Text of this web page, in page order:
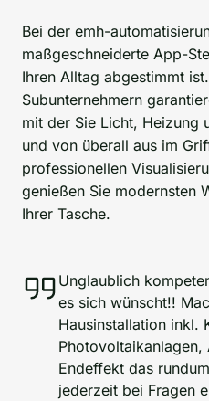
Bei der emh-
maßgeschneiderte App-
Ihren Alltag abgestimmt
Subunternehmern
mit der Sie Licht, Heizung
und von überall aus im
professionellen
genießen Sie modernsten
Ihrer Tasche.
Unglaublich
es sich wünscht!!
Hausinstallation inkl.
Photovoltaikanlagen,
Endeffekt das
jederzeit bei Fragen